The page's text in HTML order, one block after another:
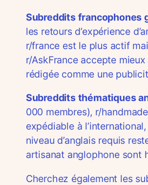
Subreddits francophones
les retours d’expérience
r/france est le plus actif
r/AskFrance accepte
rédigée comme une
Subreddits thématiques
000 membres), r/
expédiable à
niveau d’anglais requis
artisanat anglophone sont
Cherchez également les